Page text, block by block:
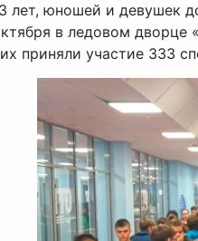
лет, юношей и девушек
в ледовом дворце
приняли участие 333